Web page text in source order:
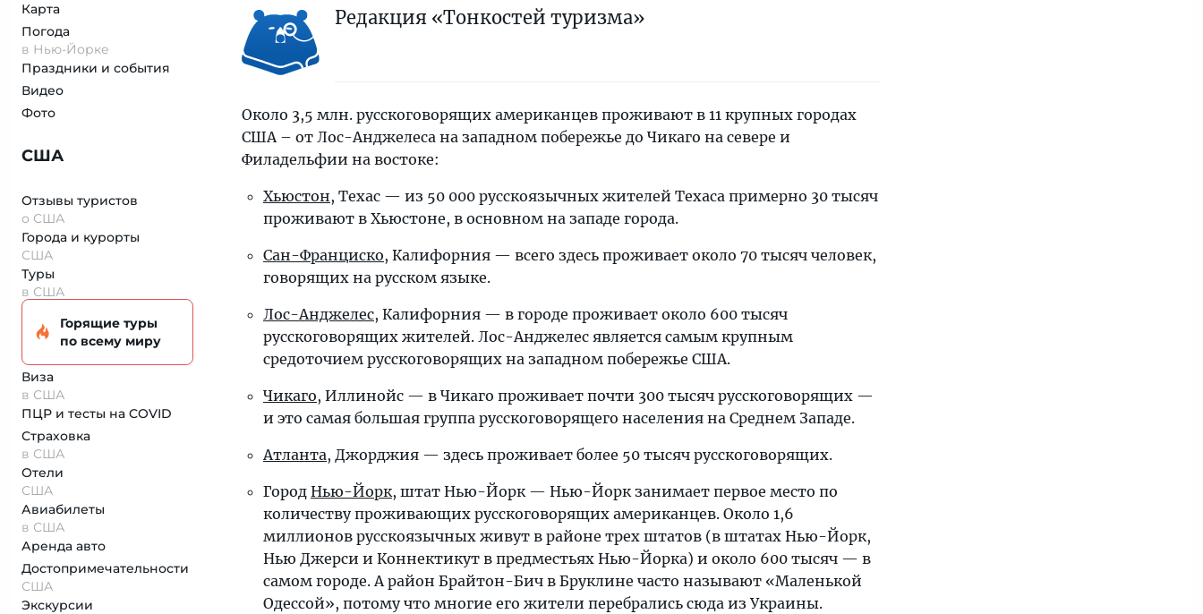
Карта
Погода
в Нью-Йорке
Праздники и события
Видео
Фото
США
Отзывы туристов
о США
Города и курорты
США
Туры
в США
Горящие туры
по всему миру
Виза
в США
ПЦР и тесты на COVID
Страховка
в США
Отели
США
Авиабилеты
в США
Аренда авто
Достопримеча­тельности
США
Экскурсии
Редакция «Тонкостей туризма»
Около 3,5 млн. русскоговорящих американцев проживают в 11 крупных городах
США – от Лос-Анджелеса на западном побережье до Чикаго на севере и
Филадельфии на востоке:
Хьюстон, Техас — из 50 000 русскоязычных жителей Техаса примерно 30 тысяч
проживают в Хьюстоне, в основном на западе города.
Сан-Франциско, Калифорния — всего здесь проживает около 70 тысяч человек,
говорящих на русском языке.
Лос-Анджелес, Калифорния — в городе проживает около 600 тысяч
русскоговорящих жителей. Лос-Анджелес является самым крупным
средоточием русскоговорящих на западном побережье США.
Чикаго, Иллинойс — в Чикаго проживает почти 300 тысяч русскоговорящих —
и это самая большая группа русскоговорящего населения на Среднем Западе.
Атланта, Джорджия — здесь проживает более 50 тысяч русскоговорящих.
Город Нью-Йорк, штат Нью-Йорк — Нью-Йорк занимает первое место по
количеству проживающих русскоговорящих американцев. Около 1,6
миллионов русскоязычных живут в районе трех штатов (в штатах Нью-Йорк,
Нью Джерси и Коннектикут в предместьях Нью-Йорка) и около 600 тысяч — в
самом городе. А район Брайтон-Бич в Бруклине часто называют «Маленькой
Одессой», потому что многие его жители перебрались сюда из Украины.